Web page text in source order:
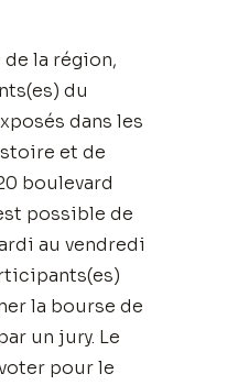
la région,
du
dans les
et de
boulevard
possible de
au vendredi
la bourse de
un jury. Le
pour le